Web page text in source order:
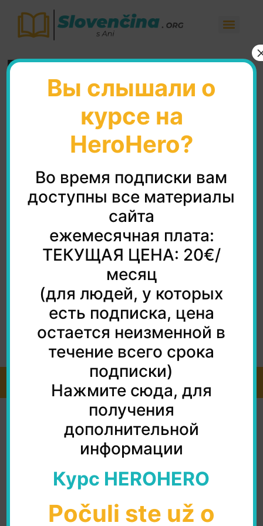
Daria (o mame)
И вам спасибо огромное! Она у меня была вот месяц, читает
нормально (за исключением чтения буквы «у» словацкой как
русский звук «у»), понимает, говорить стесняется но очень
классный прогресс!!! СПАСИБИЩЕ!!!
© 2026 všetky práva vyhradené
RU
Вы слышали о
курсе на
HeroHero?
Во время подписки вам
доступны все материалы
сайта
ежемесячная плата:
ТЕКУЩАЯ ЦЕНА: 20€/
месяц
(для людей, у которых
есть подписка, цена
остается неизменной в
течение всего срока
подписки)
Нажмите сюда, для
получения
дополнительной
информации
Курс HEROHERO
Počuli ste už o